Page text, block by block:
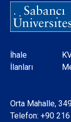
Dipnot
İhale
İlanları
Orta Mahalle,
Telefon: +90